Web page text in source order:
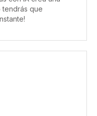
tendrás que